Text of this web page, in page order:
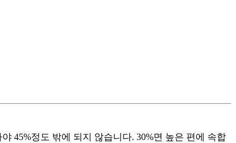
45%정도 밖에 되지 않습니다. 30%면 높은 편에 속합